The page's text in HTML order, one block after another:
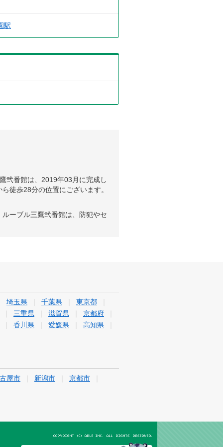
駅
弐番館は、2019年03月に完成し
徒歩28分の位置にございます。
ーブル三鷹弐番館は、防犯やセ
埼玉県 千葉県
東京都
三重県
滋賀県
京都府
香川県
愛媛県 高知県
屋市 新潟市 京都市